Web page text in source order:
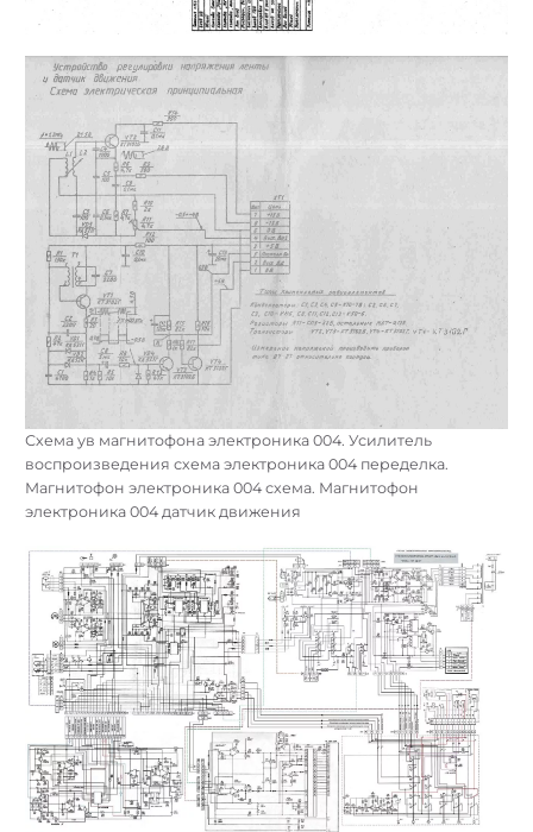
Схема ув магнитофона электроника 004. Усилитель
воспроизведения схема электроника 004 переделка.
Магнитофон электроника 004 схема. Магнитофон
электроника 004 датчик движения